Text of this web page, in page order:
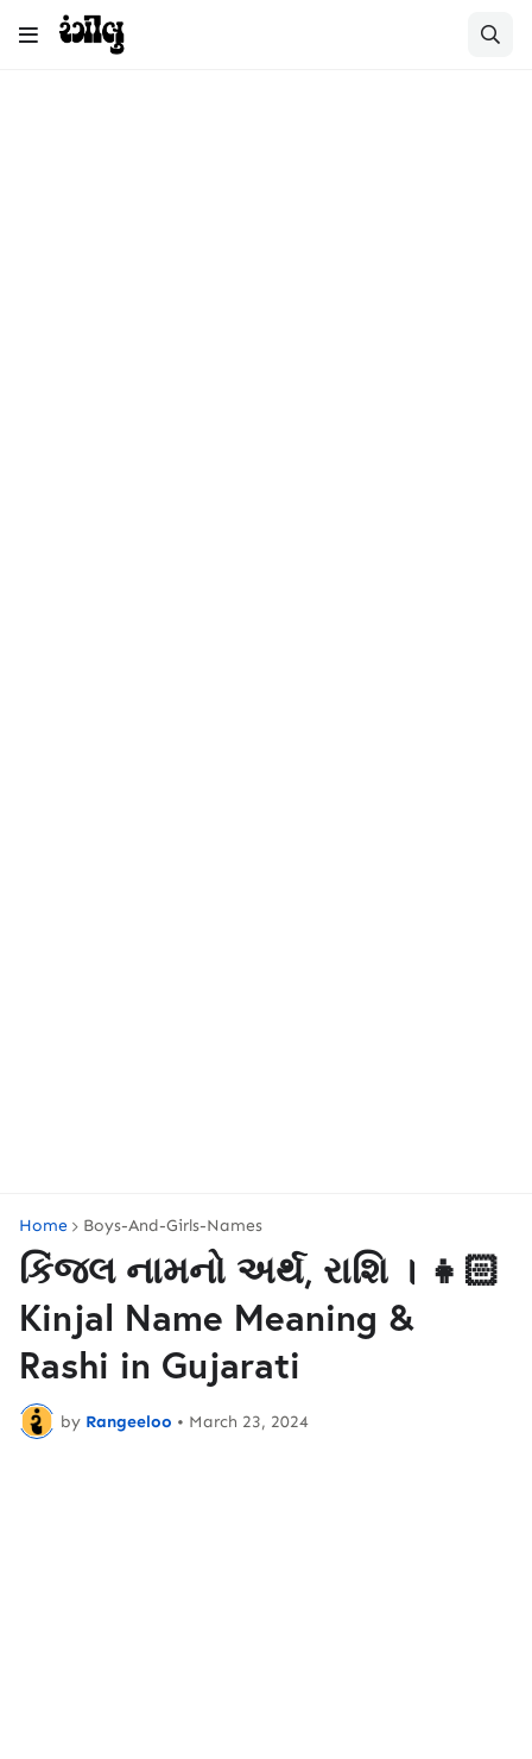
Home Boys-And-Girls-Names
કિંજલ નામનો અર્થ, રાશિ । 👧🏻
Kinjal Name Meaning &
Rashi in Gujarati
by Rangeeloo • March 23, 2024